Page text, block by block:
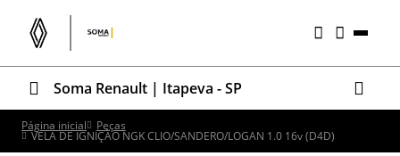
Soma Renault | Itapeva - SP
Página inicial Peças
VELA DE IGNIÇÃO NGK CLIO/SANDERO/LOGAN 1.0 16v (D4D)